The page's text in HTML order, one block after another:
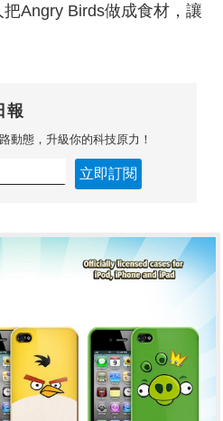
把Angry Birds做成食材，讓
報
動態，升級你的科技原力！
立即訂閱